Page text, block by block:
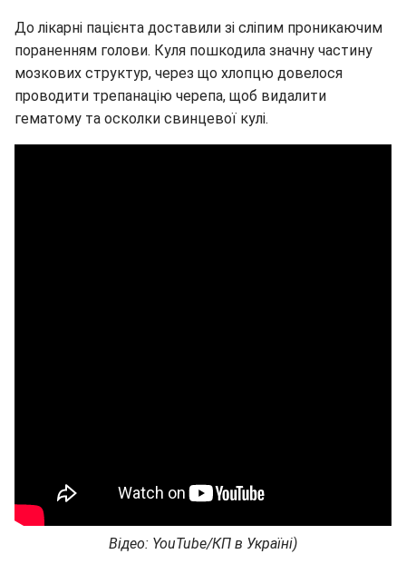
До лікарні пацієнта доставили зі сліпим проникаючим
пораненням голови. Куля пошкодила значну частину
мозкових структур, через що хлопцю довелося
проводити трепанацію черепа, щоб видалити
гематому та осколки свинцевої кулі.
Відео: YouTube/КП в Україні)